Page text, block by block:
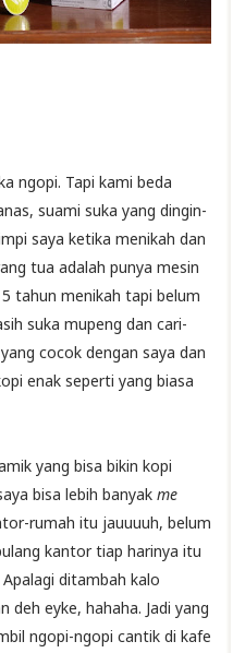
ngopi. Tapi kami beda
suami suka yang dingin-
saya ketika menikah dan
tua adalah punya mesin
tahun menikah tapi belum
suka mupeng dan cari-
cocok dengan saya dan
enak seperti yang biasa
yang bisa bikin kopi
bisa lebih banyak me
rumah itu jauuuuh, belum
kantor tiap harinya itu
ditambah kalo
deh eyke, hahaha. Jadi yang
ngopi-ngopi cantik di kafe